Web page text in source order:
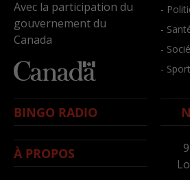
Avec la participation du
gouvernement du
Canada
-
-
-
-
BINGO RADIO
À PROPOS